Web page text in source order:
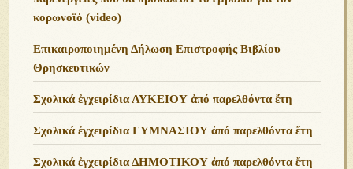
κορωνοϊό (video)
Επικαιροποιημένη Δήλωση Επιστροφής Βιβλίου
Θρησκευτικών
Σχολικά ἐγχειρίδια ΛΥΚΕΙΟΥ ἀπό παρελθόντα ἔτη
Σχολικά ἐγχειρίδια ΓΥΜΝΑΣΙΟΥ ἀπό παρελθόντα ἔτη
Σχολικά ἐγχειρίδια ΔΗΜΟΤΙΚΟΥ ἀπό παρελθόντα ἔτη